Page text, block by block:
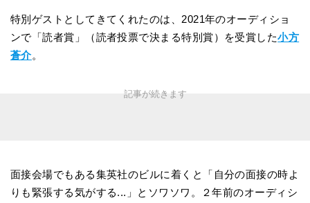
特別ゲストとしてきてくれたのは、2021年のオーディショ
ンで「読者賞」（読者投票で決まる特別賞）を受賞した小方
蒼介。
面接会場でもある集英社のビルに着くと「自分の面接の時よ
りも緊張する気がする...」とソワソワ。２年前のオーディシ